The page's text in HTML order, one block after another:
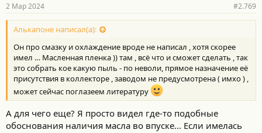
н
о
с
и
:
2 Мар 2024 #2.769
Алькапоне написал(а):
Он про смазку и охлаждение вроде не написал , хотя скорее
имел … Масленная пленка )) там , всё что и сможет сделать , так
это собрать кое какую пыль - по неволи, прямое назначение её
присутствия в коллекторе , заводом не предусмотрена ( имхо ) ,
может сейчас поглазеем литературу
А для чего еще? Я просто видел где-то подобные
обоснования наличия масла во впуске... Если имелась